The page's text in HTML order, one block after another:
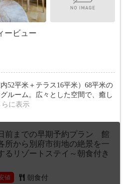
ービュー
52平米＋テラス16平米）68平米の
ルーム。広々とした空間で、癒し
らに表示
前までの早期予約プラン 館
所から別府市街地の絶景を一
るリゾートステイ～朝食付き
値
朝食付